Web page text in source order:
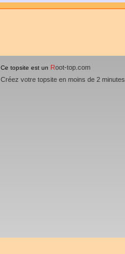
Ce topsite est un Root-top.com
Créez votre topsite en moins de 2 minutes